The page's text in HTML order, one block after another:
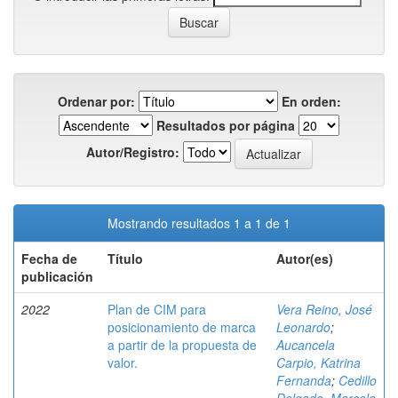
Ordenar por:
En orden:
Resultados por página
Autor/Registro:
Mostrando resultados 1 a 1 de 1
Fecha de
publicación
Título Autor(es)
2022
Plan de CIM para
posicionamiento de marca
a partir de la propuesta de
valor.
Vera Reino, José
Leonardo;
Aucancela
Carpio, Katrina
Fernanda; Cedillo